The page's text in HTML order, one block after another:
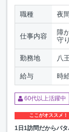
職種 夜
仕事内容
障
守
勤務地 八
給与 時
60代以上活躍中
ここがオススメ！
1日1訪問だからバ